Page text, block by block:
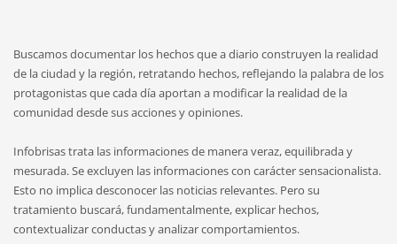
Buscamos documentar los hechos que a diario construyen la realidad
de la ciudad y la región, retratando hechos, reflejando la palabra de los
protagonistas que cada día aportan a modificar la realidad de la
comunidad desde sus acciones y opiniones.
Infobrisas trata las informaciones de manera veraz, equilibrada y
mesurada. Se excluyen las informaciones con carácter sensacionalista.
Esto no implica desconocer las noticias relevantes. Pero su
tratamiento buscará, fundamentalmente, explicar hechos,
contextualizar conductas y analizar comportamientos.